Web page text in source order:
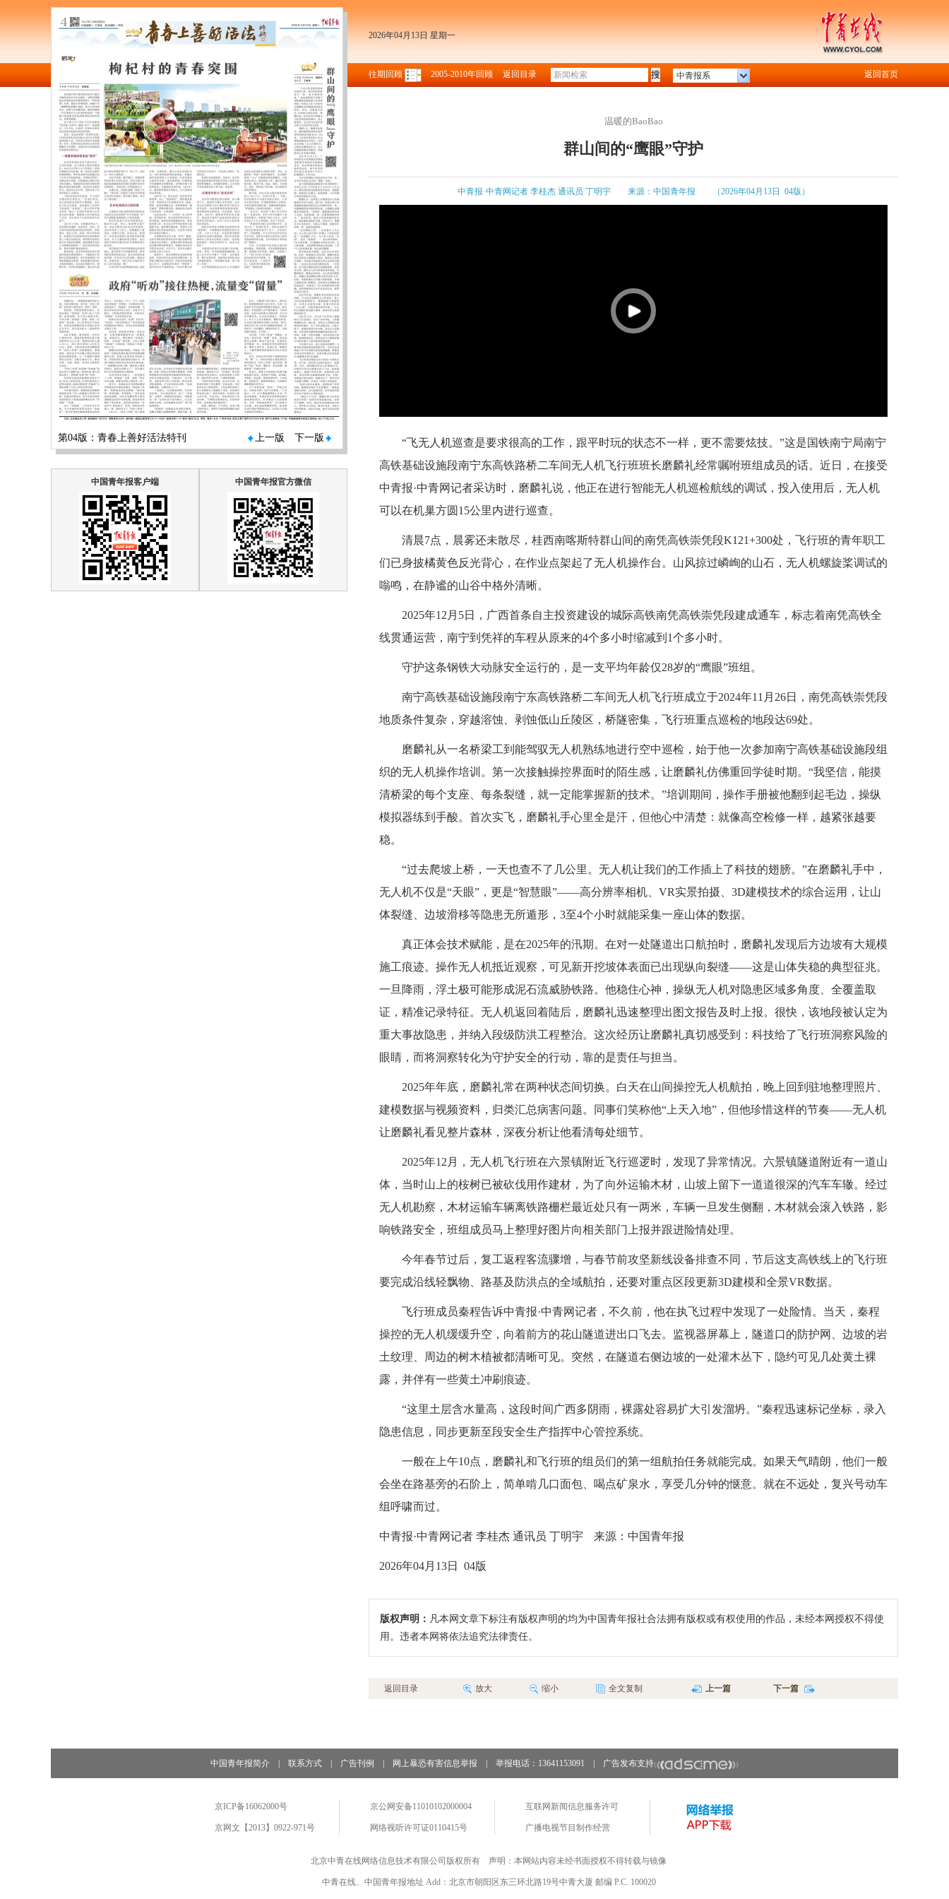
第04版：青春上善好活法特刊 上一版 下一版
中国青年报客户端 中国青年报官方微信
2026年04月13日 星期一
往期回顾 2005-2010年回顾 返回目录 中青报系 返回首页
温暖的BaoBao
群山间的“鹰眼”守护
中青报·中青网记者 李桂杰 通讯员 丁明宇 来源：中国青年报 （2026年04月13日 04版）
“飞无人机巡查是要求很高的工作，跟平时玩的状态不一样，更不需要炫技。”这是国铁南宁局南宁
高铁基础设施段南宁东高铁路桥二车间无人机飞行班班长磨麟礼经常嘱咐班组成员的话。近日，在接受
中青报·中青网记者采访时，磨麟礼说，他正在进行智能无人机巡检航线的调试，投入使用后，无人机
可以在机巢方圆15公里内进行巡查。
清晨7点，晨雾还未散尽，桂西南喀斯特群山间的南凭高铁崇凭段K121+300处，飞行班的青年职工
们已身披橘黄色反光背心，在作业点架起了无人机操作台。山风掠过嶙峋的山石，无人机螺旋桨调试的
嗡鸣，在静谧的山谷中格外清晰。
2025年12月5日，广西首条自主投资建设的城际高铁南凭高铁崇凭段建成通车，标志着南凭高铁全
线贯通运营，南宁到凭祥的车程从原来的4个多小时缩减到1个多小时。
守护这条钢铁大动脉安全运行的，是一支平均年龄仅28岁的“鹰眼”班组。
南宁高铁基础设施段南宁东高铁路桥二车间无人机飞行班成立于2024年11月26日，南凭高铁崇凭段
地质条件复杂，穿越溶蚀、剥蚀低山丘陵区，桥隧密集，飞行班重点巡检的地段达69处。
磨麟礼从一名桥梁工到能驾驭无人机熟练地进行空中巡检，始于他一次参加南宁高铁基础设施段组
织的无人机操作培训。第一次接触操控界面时的陌生感，让磨麟礼仿佛重回学徒时期。“我坚信，能摸
清桥梁的每个支座、每条裂缝，就一定能掌握新的技术。”培训期间，操作手册被他翻到起毛边，操纵
模拟器练到手酸。首次实飞，磨麟礼手心里全是汗，但他心中清楚：就像高空检修一样，越紧张越要
稳。
“过去爬坡上桥，一天也查不了几公里。无人机让我们的工作插上了科技的翅膀。”在磨麟礼手中，
无人机不仅是“天眼”，更是“智慧眼”——高分辨率相机、VR实景拍摄、3D建模技术的综合运用，让山
体裂缝、边坡滑移等隐患无所遁形，3至4个小时就能采集一座山体的数据。
真正体会技术赋能，是在2025年的汛期。在对一处隧道出口航拍时，磨麟礼发现后方边坡有大规模
施工痕迹。操作无人机抵近观察，可见新开挖坡体表面已出现纵向裂缝——这是山体失稳的典型征兆。
一旦降雨，浮土极可能形成泥石流威胁铁路。他稳住心神，操纵无人机对隐患区域多角度、全覆盖取
证，精准记录特征。无人机返回着陆后，磨麟礼迅速整理出图文报告及时上报。很快，该地段被认定为
重大事故隐患，并纳入段级防洪工程整治。这次经历让磨麟礼真切感受到：科技给了飞行班洞察风险的
眼睛，而将洞察转化为守护安全的行动，靠的是责任与担当。
2025年年底，磨麟礼常在两种状态间切换。白天在山间操控无人机航拍，晚上回到驻地整理照片、
建模数据与视频资料，归类汇总病害问题。同事们笑称他“上天入地”，但他珍惜这样的节奏——无人机
让磨麟礼看见整片森林，深夜分析让他看清每处细节。
2025年12月，无人机飞行班在六景镇附近飞行巡逻时，发现了异常情况。六景镇隧道附近有一道山
体，当时山上的桉树已被砍伐用作建材，为了向外运输木材，山坡上留下一道道很深的汽车车辙。经过
无人机勘察，木材运输车辆离铁路栅栏最近处只有一两米，车辆一旦发生侧翻，木材就会滚入铁路，影
响铁路安全，班组成员马上整理好图片向相关部门上报并跟进险情处理。
今年春节过后，复工返程客流骤增，与春节前攻坚新线设备排查不同，节后这支高铁线上的飞行班
要完成沿线轻飘物、路基及防洪点的全域航拍，还要对重点区段更新3D建模和全景VR数据。
飞行班成员秦程告诉中青报·中青网记者，不久前，他在执飞过程中发现了一处险情。当天，秦程
操控的无人机缓缓升空，向着前方的花山隧道进出口飞去。监视器屏幕上，隧道口的防护网、边坡的岩
土纹理、周边的树木植被都清晰可见。突然，在隧道右侧边坡的一处灌木丛下，隐约可见几处黄土裸
露，并伴有一些黄土冲刷痕迹。
“这里土层含水量高，这段时间广西多阴雨，裸露处容易扩大引发溜坍。”秦程迅速标记坐标，录入
隐患信息，同步更新至段安全生产指挥中心管控系统。
一般在上午10点，磨麟礼和飞行班的组员们的第一组航拍任务就能完成。如果天气晴朗，他们一般
会坐在路基旁的石阶上，简单啃几口面包、喝点矿泉水，享受几分钟的惬意。就在不远处，复兴号动车
组呼啸而过。
中青报·中青网记者 李桂杰 通讯员 丁明宇 来源：中国青年报
2026年04月13日 04版
版权声明： 凡本网文章下标注有版权声明的均为中国青年报社合法拥有版权或有权使用的作品，未经本网授权不得使
用。违者本网将依法追究法律责任。
返回目录 放大 缩小 全文复制 上一篇 下一篇
中国青年报简介 联系方式 广告刊例 网上暴恐有害信息举报 举报电话：13641153091 广告发布支持
京ICP备16062000号
京网文【2013】0922-971号
京公网安备11010102000004
网络视听许可证0110415号
互联网新闻信息服务许可
广播电视节目制作经营
北京中青在线网络信息技术有限公司版权所有 声明：本网站内容未经书面授权不得转载与镜像
中青在线、中国青年报地址 Add：北京市朝阳区东三环北路19号中青大厦 邮编 P.C. 100020